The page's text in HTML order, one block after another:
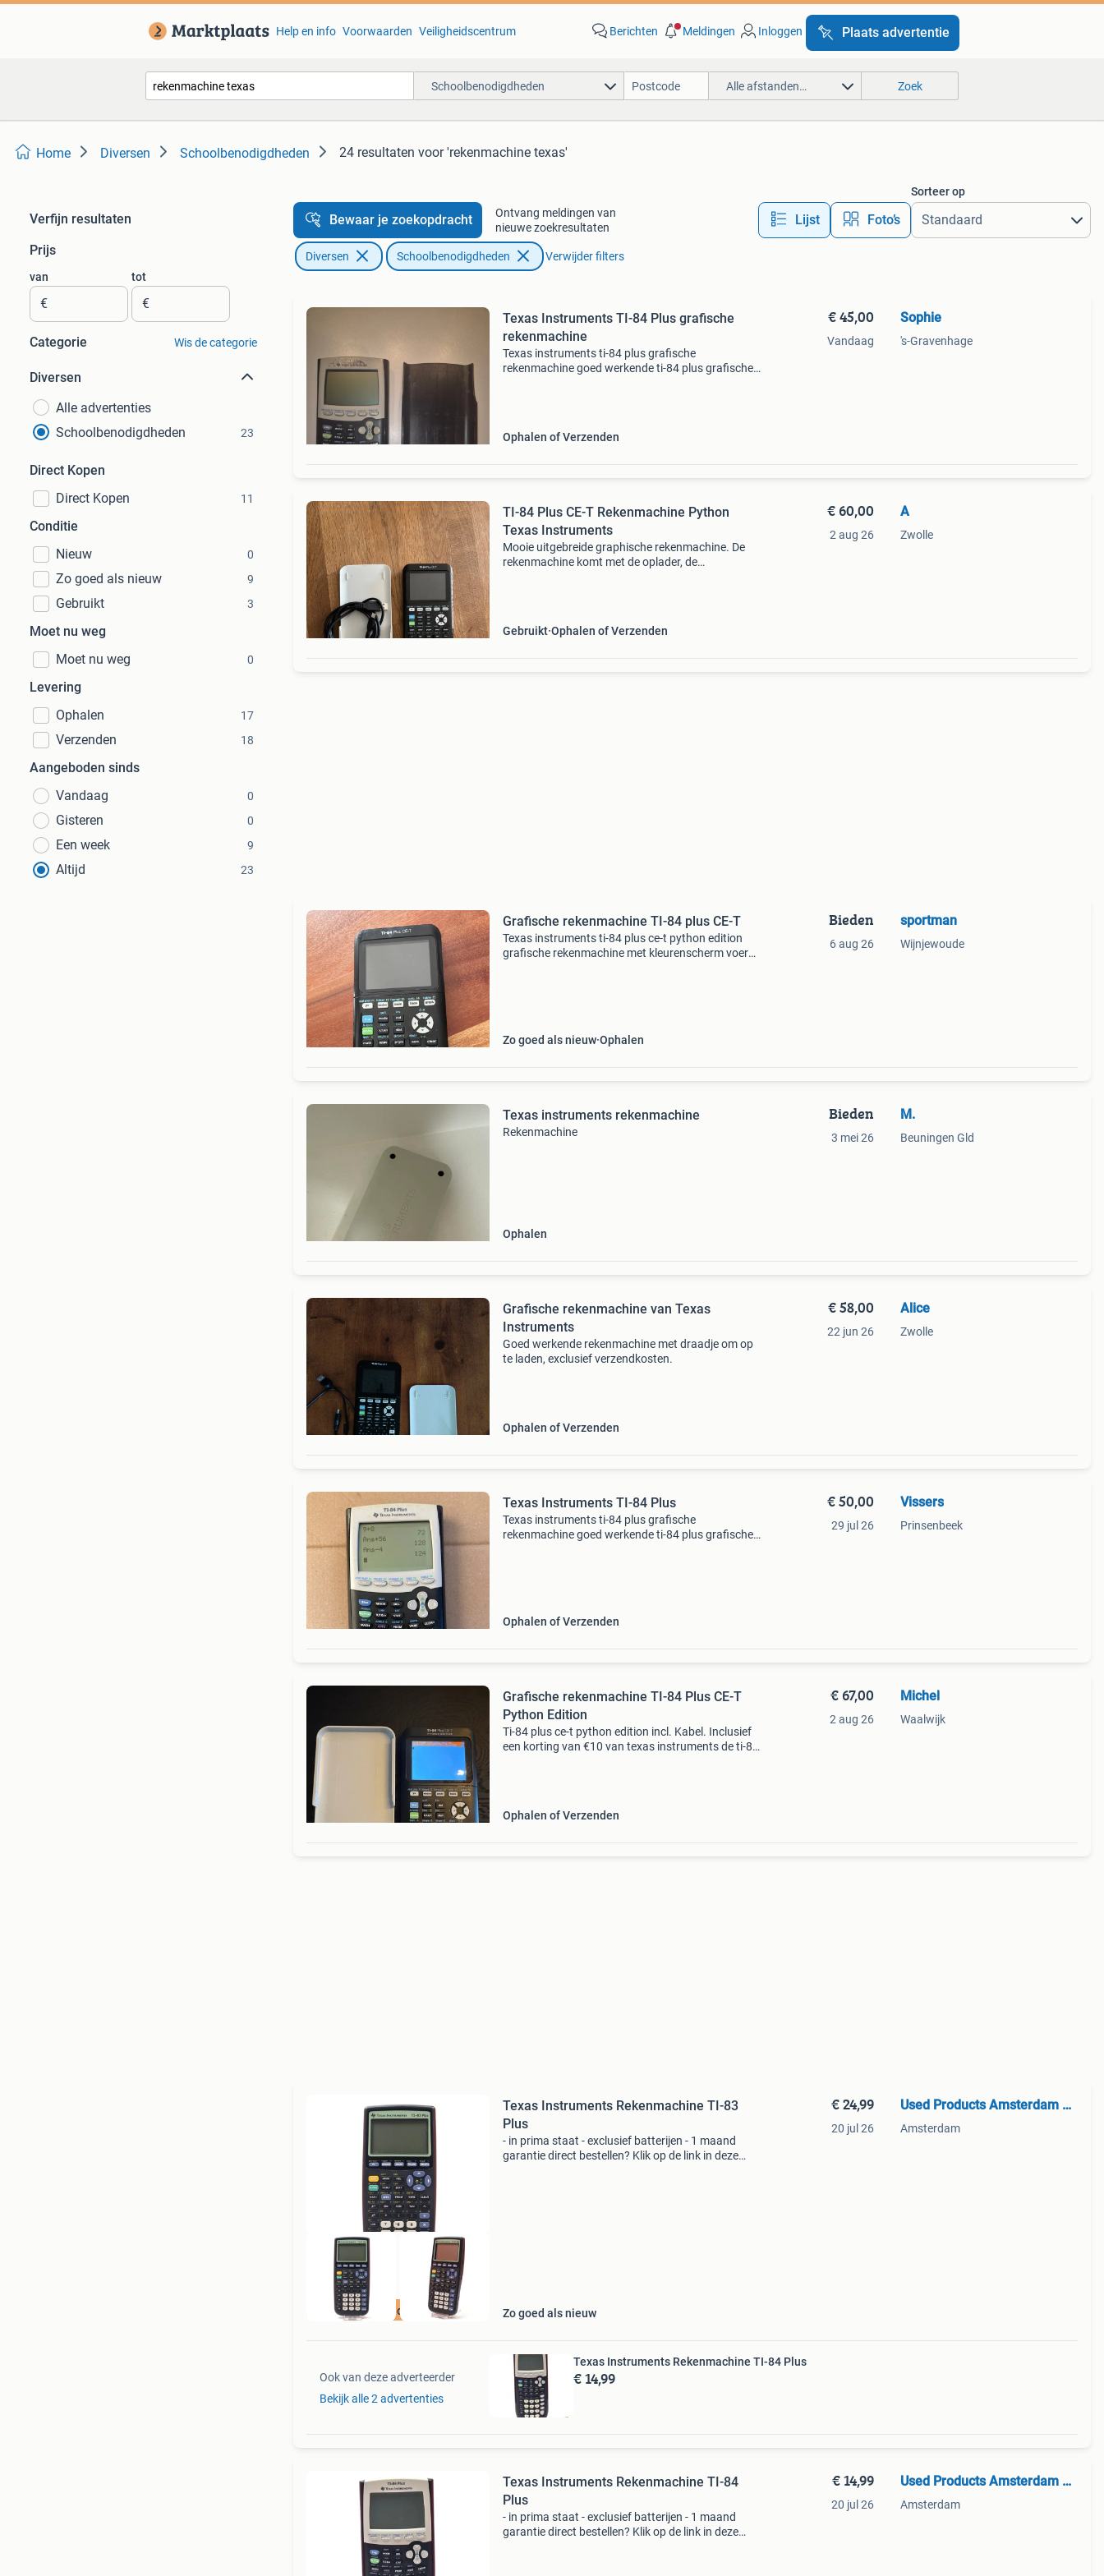
Help en info Voorwaarden Veiligheidscentrum Berichten Meldingen Inloggen Plaats advertentie
Schoolbenodigdheden Alle afstanden… Zoek
Home Diversen Schoolbenodigdheden 24 resultaten voor 'rekenmachine texas'
Verfijn resultaten
Prijs
van
€
tot
€
Categorie Wis de categorie
Diversen
Alle advertenties
Schoolbenodigdheden
23
Direct Kopen
Direct Kopen
11
Conditie
Nieuw
0
Zo goed als nieuw 9
Gebruikt 3
Moet nu weg
Moet nu weg
0
Levering
Ophalen
17
Verzenden 18
Aangeboden sinds
Vandaag
0
Gisteren 0
Een week 9
Altijd 23
Bewaar je zoekopdracht
Ontvang meldingen van
nieuwe zoekresultaten
Lijst Foto’s
Sorteer op
Diversen Schoolbenodigdheden Verwijder filters
Texas Instruments TI-84 Plus grafische
rekenmachine
Texas instruments ti-84 plus grafische
rekenmachine goed werkende ti-84 plus grafische
Ophalen of Verzenden
€ 45,00
Vandaag
Sophie
's-Gravenhage
TI-84 Plus CE-T Rekenmachine Python
Texas Instruments
Mooie uitgebreide graphische rekenmachine. De
rekenmachine komt met de oplader, de
Gebruikt Ophalen of Verzenden
€ 60,00
2 aug 26
A
Zwolle
Grafische rekenmachine TI-84 plus CE-T
Texas instruments ti-84 plus ce-t python edition
grafische rekenmachine met kleurenscherm voer
Zo goed als nieuw Ophalen
Bieden
6 aug 26
sportman
Wijnjewoude
Texas instruments rekenmachine
Rekenmachine
Ophalen
Bieden
3 mei 26
M.
Beuningen Gld
Grafische rekenmachine van Texas
Instruments
Goed werkende rekenmachine met draadje om op
te laden, exclusief verzendkosten.
Ophalen of Verzenden
€ 58,00
22 jun 26
Alice
Zwolle
Texas Instruments TI-84 Plus
Texas instruments ti-84 plus grafische
rekenmachine goed werkende ti-84 plus grafische
Ophalen of Verzenden
€ 50,00
29 jul 26
Vissers
Prinsenbeek
Grafische rekenmachine TI-84 Plus CE-T
Python Edition
Ti-84 plus ce-t python edition incl. Kabel. Inclusief
een korting van €10 van texas instruments de ti-84
Ophalen of Verzenden
€ 67,00
2 aug 26
Michel
Waalwijk
Nu ook ideal in 3
Texas Instruments Rekenmachine TI-83
Plus
- in prima staat - exclusief batterijen - 1 maand
garantie direct bestellen? Klik op de link in deze
Zo goed als nieuw
€ 24,99
20 jul 26
Used Products Amsterdam West
Amsterdam
Ook van deze adverteerder
Bekijk alle 2 advertenties
Texas Instruments Rekenmachine TI-84 Plus
€ 14,99
Texas Instruments Rekenmachine TI-84
Plus
- in prima staat - exclusief batterijen - 1 maand
garantie direct bestellen? Klik op de link in deze
€ 14,99
20 jul 26
Used Products Amsterdam West
Amsterdam